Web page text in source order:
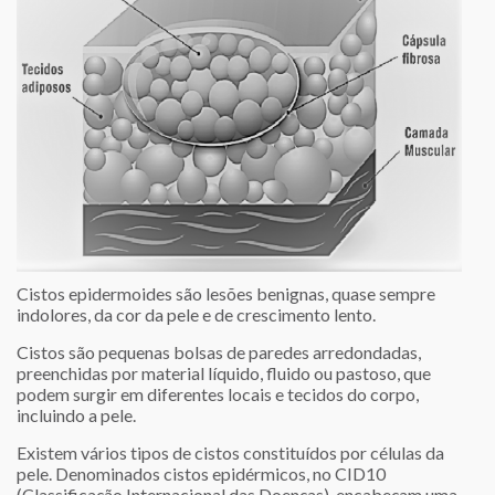
Cistos epidermoides são lesões benignas, quase sempre
indolores, da cor da pele e de crescimento lento.
Cistos são pequenas bolsas de paredes arredondadas,
preenchidas por material líquido, fluido ou pastoso, que
podem surgir em diferentes locais e tecidos do corpo,
incluindo a pele.
Existem vários tipos de cistos constituídos por células da
pele. Denominados cistos epidérmicos, no CID10